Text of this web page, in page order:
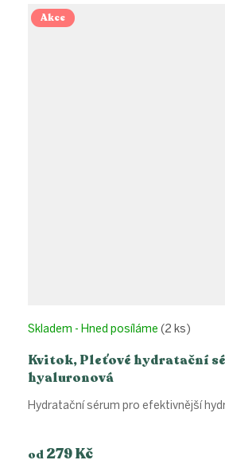
Akce
Kvitok, Pleťové hydratační
hyaluronová
Skladem - Hned posíláme (2 ks)
od 279 Kč
Hydratační sérum pro efektivnější